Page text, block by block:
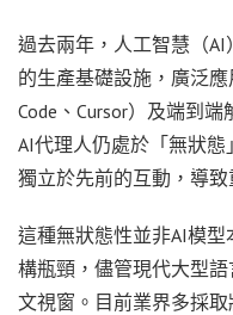
過去兩年，人工智慧（
的生產基礎設施，廣泛
Code、Cursor）及端到
AI代理人仍處於「無狀
獨立於先前的互動，導
這種無狀態性並非AI模
構瓶頸，儘管現代大型
文視窗。目前業界多採